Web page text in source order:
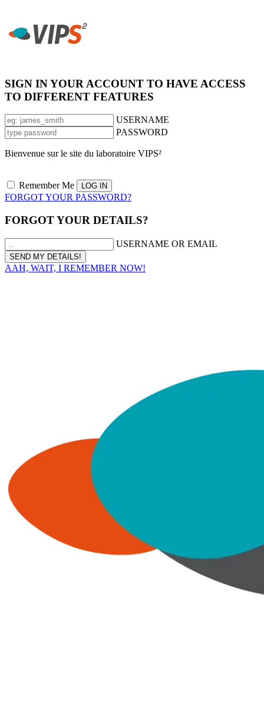
SIGN IN YOUR ACCOUNT TO HAVE ACCESS
TO DIFFERENT FEATURES
USERNAME
PASSWORD
Bienvenue sur le site du laboratoire VIPS²
Remember Me
FORGOT YOUR PASSWORD?
FORGOT YOUR DETAILS?
USERNAME OR EMAIL
AAH, WAIT, I REMEMBER NOW!